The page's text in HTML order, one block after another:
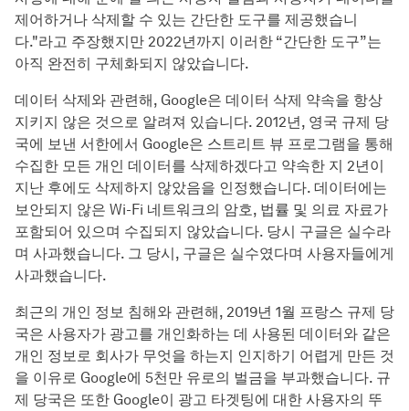
제어하거나 삭제할 수 있는 간단한 도구를 제공했습니
다."라고 주장했지만 2022년까지 이러한 “간단한 도구”는
아직 완전히 구체화되지 않았습니다.
데이터 삭제와 관련해, Google은 데이터 삭제 약속을 항상
지키지 않은 것으로 알려져 있습니다. 2012년, 영국 규제 당
국에 보낸 서한에서 Google은 스트리트 뷰 프로그램을 통해
수집한 모든 개인 데이터를 삭제하겠다고 약속한 지 2년이
지난 후에도 삭제하지 않았음을 인정했습니다. 데이터에는
보안되지 않은 Wi-Fi 네트워크의 암호, 법률 및 의료 자료가
포함되어 있으며 수집되지 않았습니다. 당시 구글은 실수라
며 사과했습니다. 그 당시, 구글은 실수였다며 사용자들에게
사과했습니다.
최근의 개인 정보 침해와 관련해, 2019년 1월 프랑스 규제 당
국은 사용자가 광고를 개인화하는 데 사용된 데이터와 같은
개인 정보로 회사가 무엇을 하는지 인지하기 어렵게 만든 것
을 이유로 Google에 5천만 유로의 벌금을 부과했습니다. 규
제 당국은 또한 Google이 광고 타겟팅에 대한 사용자의 뚜